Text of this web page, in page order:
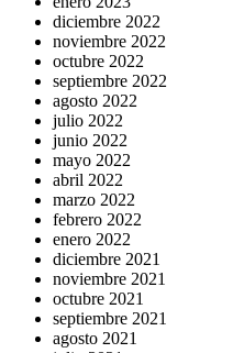
diciembre 2022
noviembre 2022
octubre 2022
septiembre 2022
agosto 2022
julio 2022
junio 2022
mayo 2022
abril 2022
marzo 2022
febrero 2022
enero 2022
diciembre 2021
noviembre 2021
octubre 2021
septiembre 2021
agosto 2021